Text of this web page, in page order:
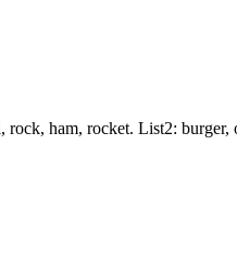
ham, rocket. List2: burger,